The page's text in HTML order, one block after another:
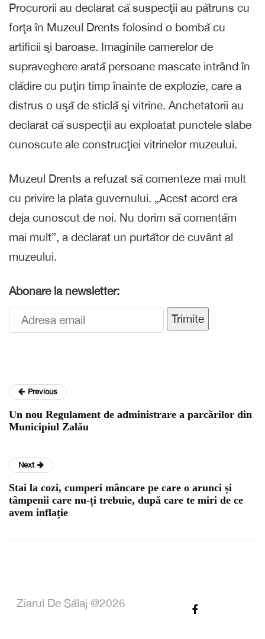
Procurorii au declarat că suspecţii au pătruns cu
forţa în Muzeul Drents folosind o bombă cu
artificii şi baroase. Imaginile camerelor de
supraveghere arată persoane mascate intrând în
clădire cu puţin timp înainte de explozie, care a
distrus o uşă de sticlă şi vitrine. Anchetatorii au
declarat că suspecţii au exploatat punctele slabe
cunoscute ale construcţiei vitrinelor muzeului.
Muzeul Drents a refuzat să comenteze mai mult
cu privire la plata guvernului. „Acest acord era
deja cunoscut de noi. Nu dorim să comentăm
mai mult”, a declarat un purtător de cuvânt al
muzeului.
Abonare la newsletter:
Trimite
Previous
Un nou Regulament de administrare a parcărilor din
Municipiul Zalău
Next
Stai la cozi, cumperi mâncare pe care o arunci și
tâmpenii care nu-ți trebuie, după care te miri de ce
avem inflație
Ziarul De Sălaj @2026